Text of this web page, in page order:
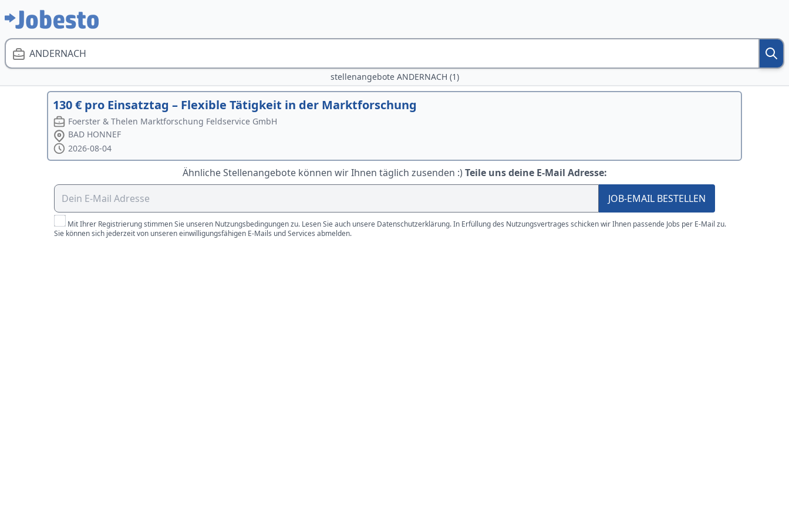
ANDERNACH
stellenangebote ANDERNACH (1)
130 € pro Einsatztag – Flexible Tätigkeit in der Marktforschung
Foerster & Thelen Marktforschung Feldservice GmbH
BAD HONNEF
2026-08-04
Ähnliche Stellenangebote können wir Ihnen täglich zusenden :) Teile uns deine E-Mail Adresse:
JOB-EMAIL BESTELLEN
Mit Ihrer Registrierung stimmen Sie unseren Nutzungsbedingungen zu. Lesen Sie auch unsere Datenschutzerklärung. In Erfüllung des Nutzungsvertrages schicken wir Ihnen passende Jobs per E-Mail zu.
Sie können sich jederzeit von unseren einwilligungsfähigen E-Mails und Services abmelden.